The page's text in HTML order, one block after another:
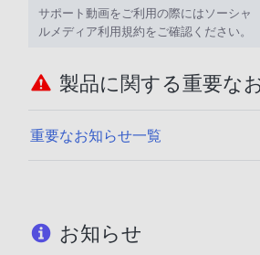
サポート動画をご利用の際にはソーシャ
ルメディア利用規約をご確認ください。
製品に関する重要な
重要なお知らせ一覧
お知らせ